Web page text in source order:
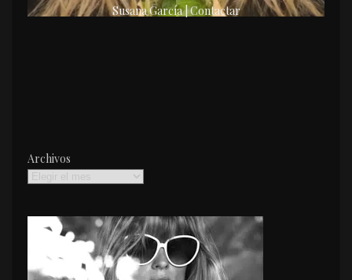
Susana García | Contactar
Archivos